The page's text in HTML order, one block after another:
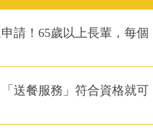
請！65歲以上長輩，每個
送餐服務」符合資格就可